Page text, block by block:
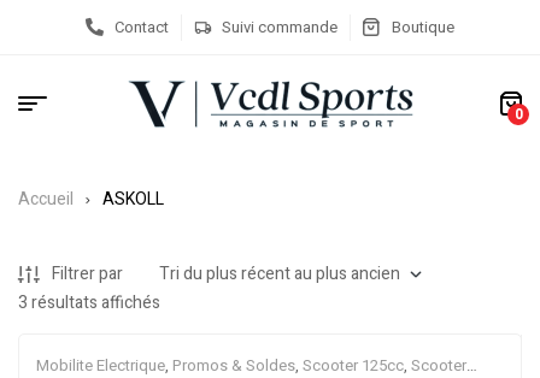
Contact Suivi commande Boutique
0
Accueil ASKOLL
Filtrer par
3 résultats affichés
Mobilite Electrique, Promos & Soldes, Scooter 125cc, Scooter